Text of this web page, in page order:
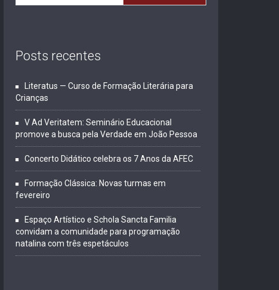
Posts recentes
Literatus — Curso de Formação Literária para
Crianças
V Ad Veritatem: Seminário Educacional
promove a busca pela Verdade em João Pessoa
Concerto Didático celebra os 7 Anos da AFEC
Formação Clássica: Novas turmas em
fevereiro
Espaço Artístico e Schola Sancta Familia
convidam a comunidade para programação
natalina com três espetáculos